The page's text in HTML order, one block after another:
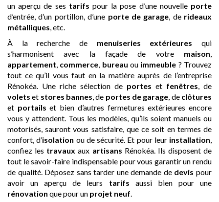
un aperçu de ses tarifs pour la pose d’une nouvelle porte
d’entrée, d’un portillon, d’une porte de garage, de rideaux
métalliques, etc.
À la recherche de menuiseries extérieures qui
s’harmonisent avec la façade de votre maison,
appartement, commerce, bureau ou immeuble ? Trouvez
tout ce qu’il vous faut en la matière auprès de l’entreprise
Rénokéa. Une riche sélection de portes et fenêtres, de
volets et stores bannes, de portes de garage, de clôtures
et portails et bien d’autres fermetures extérieures encore
vous y attendent. Tous les modèles, qu’ils soient manuels ou
motorisés, sauront vous satisfaire, que ce soit en termes de
confort, d’isolation ou de sécurité. Et pour leur installation,
confiez les travaux aux artisans Rénokéa. Ils disposent de
tout le savoir-faire indispensable pour vous garantir un rendu
de qualité. Déposez sans tarder une demande de devis pour
avoir un aperçu de leurs tarifs aussi bien pour une
rénovation que pour un projet neuf.